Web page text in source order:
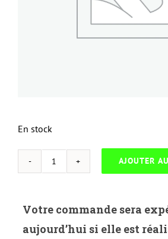
En stock
quantité
K.880B-
KYOCERA
AJOUTER
Votre commande sera
aujourd’hui si elle est